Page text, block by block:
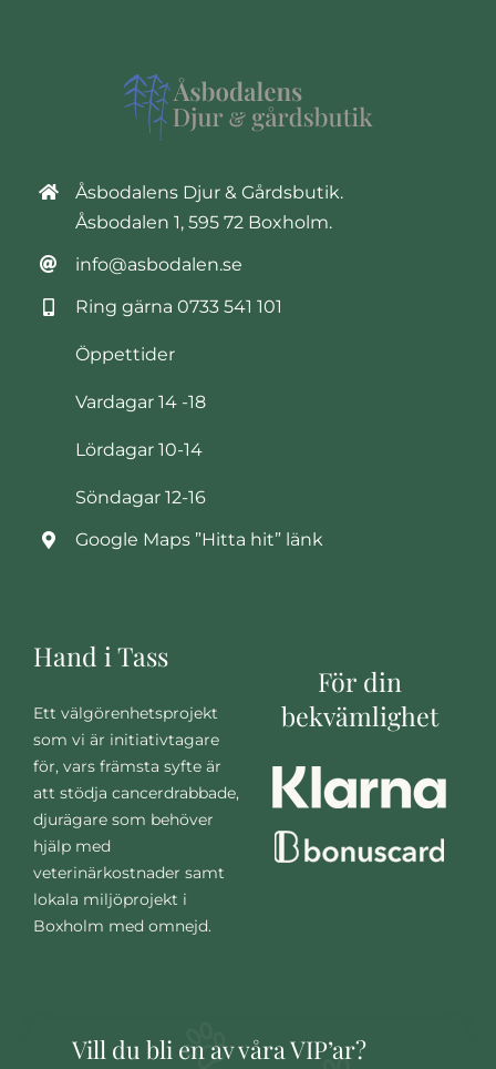
Åsbodalens Djur & Gårdsbutik.
Åsbodalen 1, 595 72 Boxholm.
info@asbodalen.se
Ring gärna 0733 541 101
Öppettider
Vardagar 14 -18
Lördagar 10-14
Söndagar 12-16
Google Maps ”Hitta hit” länk
Hand i Tass
Ett välgörenhetsprojekt
som vi är initiativtagare
för, vars främsta syfte är
att stödja cancerdrabbade,
djurägare som behöver
hjälp med
veterinärkostnader samt
lokala miljöprojekt i
Boxholm med omnejd.
För din
bekvämlighet
Vill du bli en av våra VIP’ar?